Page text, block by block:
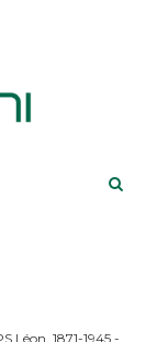
Léon, 1871-1945 -